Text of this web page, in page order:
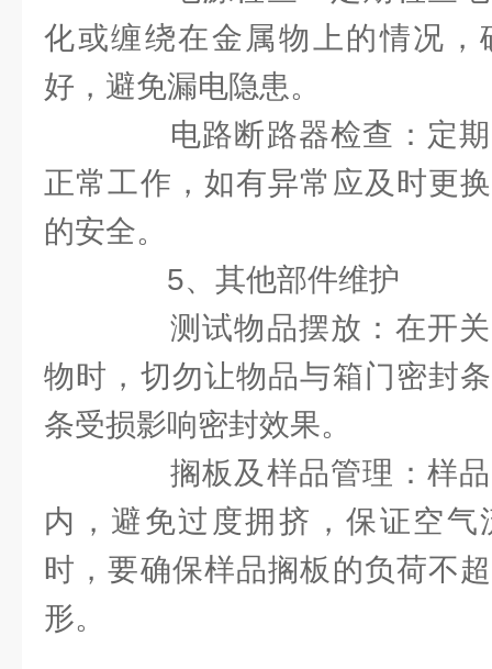
化或缠绕在金属物上的情况，
好，避免漏电隐患。
电路断路器检查：定期
正常工作，如有异常应及时更
的安全。
5、其他部件维护
测试物品摆放：在开关
物时，切勿让物品与箱门密封
条受损影响密封效果。
搁板及样品管理：样品
内，避免过度拥挤，保证空
时，要确保样品搁板的负荷不
形。